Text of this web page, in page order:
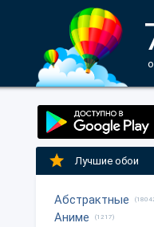
Лучшие обои
Абстрактные
Аниме (1217)